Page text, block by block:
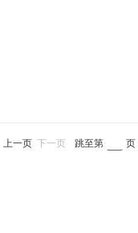
上一页 下一页 跳至第 页